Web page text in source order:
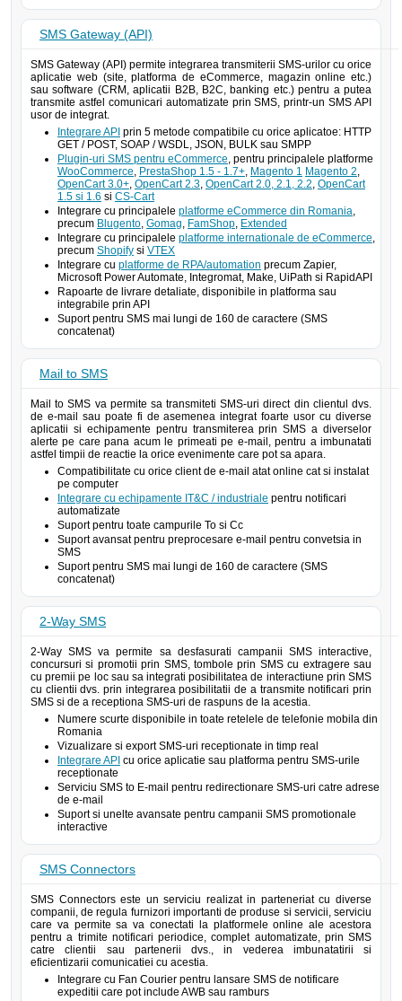
SMS Gateway (API)
SMS Gateway (API) permite integrarea transmiterii SMS-urilor cu orice
aplicatie web (site, platforma de eCommerce, magazin online etc.)
sau software (CRM, aplicatii B2B, B2C, banking etc.) pentru a putea
transmite astfel comunicari automatizate prin SMS, printr-un SMS API
usor de integrat.
Integrare API prin 5 metode compatibile cu orice aplicatoe: HTTP
GET / POST, SOAP / WSDL, JSON, BULK sau SMPP
Plugin-uri SMS pentru eCommerce, pentru principalele platforme
WooCommerce, PrestaShop 1.5 - 1.7+, Magento 1 Magento 2,
OpenCart 3.0+, OpenCart 2.3, OpenCart 2.0, 2.1, 2.2, OpenCart
1.5 si 1.6 si CS-Cart
Integrare cu principalele platforme eCommerce din Romania,
precum Blugento, Gomag, FamShop, Extended
Integrare cu principalele platforme internationale de eCommerce,
precum Shopify si VTEX
Integrare cu platforme de RPA/automation precum Zapier,
Microsoft Power Automate, Integromat, Make, UiPath si RapidAPI
Rapoarte de livrare detaliate, disponibile in platforma sau
integrabile prin API
Suport pentru SMS mai lungi de 160 de caractere (SMS
concatenat)
Mail to SMS
Mail to SMS va permite sa transmiteti SMS-uri direct din clientul dvs.
de e-mail sau poate fi de asemenea integrat foarte usor cu diverse
aplicatii si echipamente pentru transmiterea prin SMS a diverselor
alerte pe care pana acum le primeati pe e-mail, pentru a imbunatati
astfel timpii de reactie la orice evenimente care pot sa apara.
Compatibilitate cu orice client de e-mail atat online cat si instalat
pe computer
Integrare cu echipamente IT&C / industriale pentru notificari
automatizate
Suport pentru toate campurile To si Cc
Suport avansat pentru preprocesare e-mail pentru convetsia in
SMS
Suport pentru SMS mai lungi de 160 de caractere (SMS
concatenat)
2-Way SMS
2-Way SMS va permite sa desfasurati campanii SMS interactive,
concursuri si promotii prin SMS, tombole prin SMS cu extragere sau
cu premii pe loc sau sa integrati posibilitatea de interactiune prin SMS
cu clientii dvs. prin integrarea posibilitatii de a transmite notificari prin
SMS si de a receptiona SMS-uri de raspuns de la acestia.
Numere scurte disponibile in toate retelele de telefonie mobila din
Romania
Vizualizare si export SMS-uri receptionate in timp real
Integrare API cu orice aplicatie sau platforma pentru SMS-urile
receptionate
Serviciu SMS to E-mail pentru redirectionare SMS-uri catre adrese
de e-mail
Suport si unelte avansate pentru campanii SMS promotionale
interactive
SMS Connectors
SMS Connectors este un serviciu realizat in parteneriat cu diverse
companii, de regula furnizori importanti de produse si servicii, serviciu
care va permite sa va conectati la platformele online ale acestora
pentru a trimite notificari periodice, complet automatizate, prin SMS
catre clientii sau partenerii dvs., in vederea imbunatatirii si
eficientizarii comunicatiei cu acestia.
Integrare cu Fan Courier pentru lansare SMS de notificare
expeditii care pot include AWB sau ramburs